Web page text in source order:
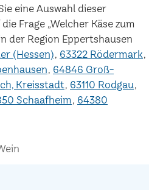
eine Auswahl dieser
Frage „Welcher Käse zum
der Region Eppertshausen
(Hessen) 63322 Rödermark
64846 Groß-
Kreisstadt 63110 Rodgau
Schaafheim 64380